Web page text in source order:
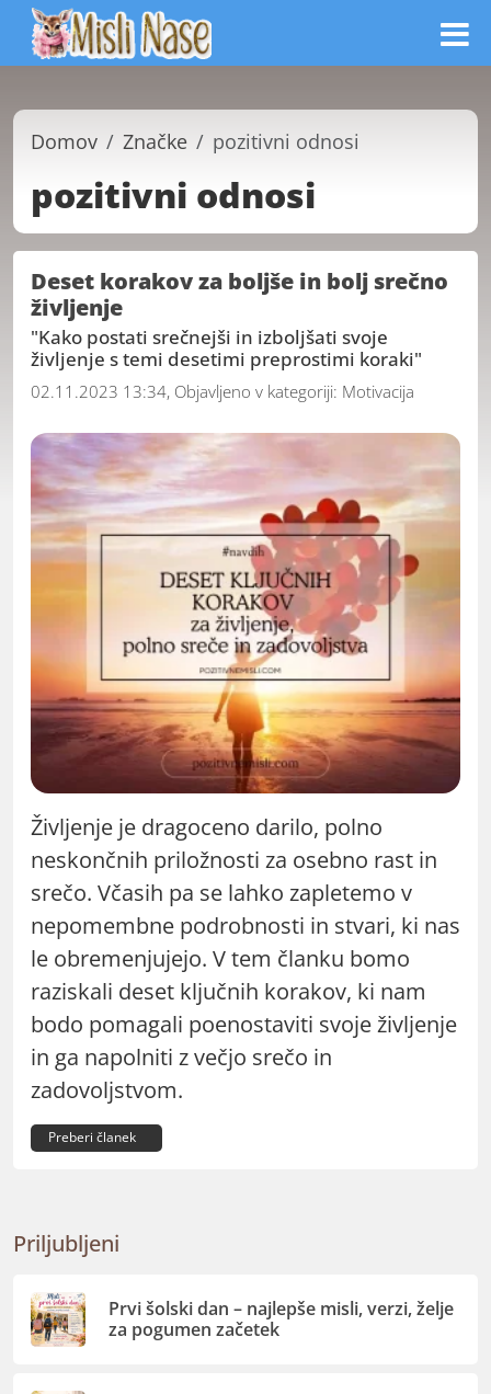
Domov Značke pozitivni odnosi
pozitivni odnosi
Deset korakov za boljše in bolj srečno
življenje
"Kako postati srečnejši in izboljšati svoje
življenje s temi desetimi preprostimi koraki"
02.11.2023 13:34, Objavljeno v kategoriji: Motivacija
Življenje je dragoceno darilo, polno
neskončnih priložnosti za osebno rast in
srečo. Včasih pa se lahko zapletemo v
nepomembne podrobnosti in stvari, ki nas
le obremenjujejo. V tem članku bomo
raziskali deset ključnih korakov, ki nam
bodo pomagali poenostaviti svoje življenje
in ga napolniti z večjo srečo in
zadovoljstvom.
Preberi članek
Priljubljeni
Prvi šolski dan – najlepše misli, verzi, želje
za pogumen začetek